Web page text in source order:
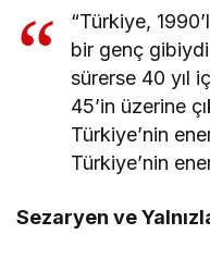
“Türkiye,
bir genç
sürerse 40 yıl
45’in üzerine
Türkiye’nin
Türkiye’nin
Sezaryen ve